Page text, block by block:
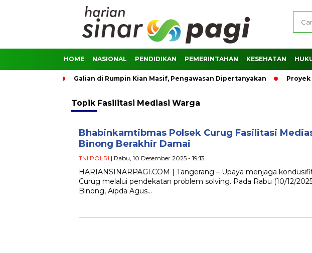
HOME NASIONAL PENDIDIKAN PEMERINTAHAN KESEHATAN
Galian di Rumpin Kian Masif, Pengawasan Dipertanyakan Proyek
Topik Fasilitasi Mediasi Warga
Bhabinkamtibmas Polsek Curug Fasilitasi
Binong Berakhir Damai
TNI POLRI | Rabu, 10 Desember 2025 - 19:13
HARIANSINARPAGI.COM | Tangerang – Upaya menjaga
Curug melalui pendekatan problem solving. Pada Rabu (10/12/
Binong, Aipda Agus…